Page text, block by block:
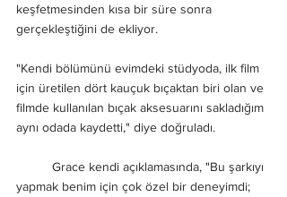
keşfetmesinden kısa bir süre sonra
gerçekleştiğini de ekliyor.
"Kendi bölümünü evimdeki stüdyoda, ilk film
için üretilen dört kauçuk bıçaktan biri olan ve
filmde kullanılan bıçak aksesuarını sakladığım
aynı odada kaydetti," diye doğruladı.
yapmak benim için çok özel bir deneyimdi;